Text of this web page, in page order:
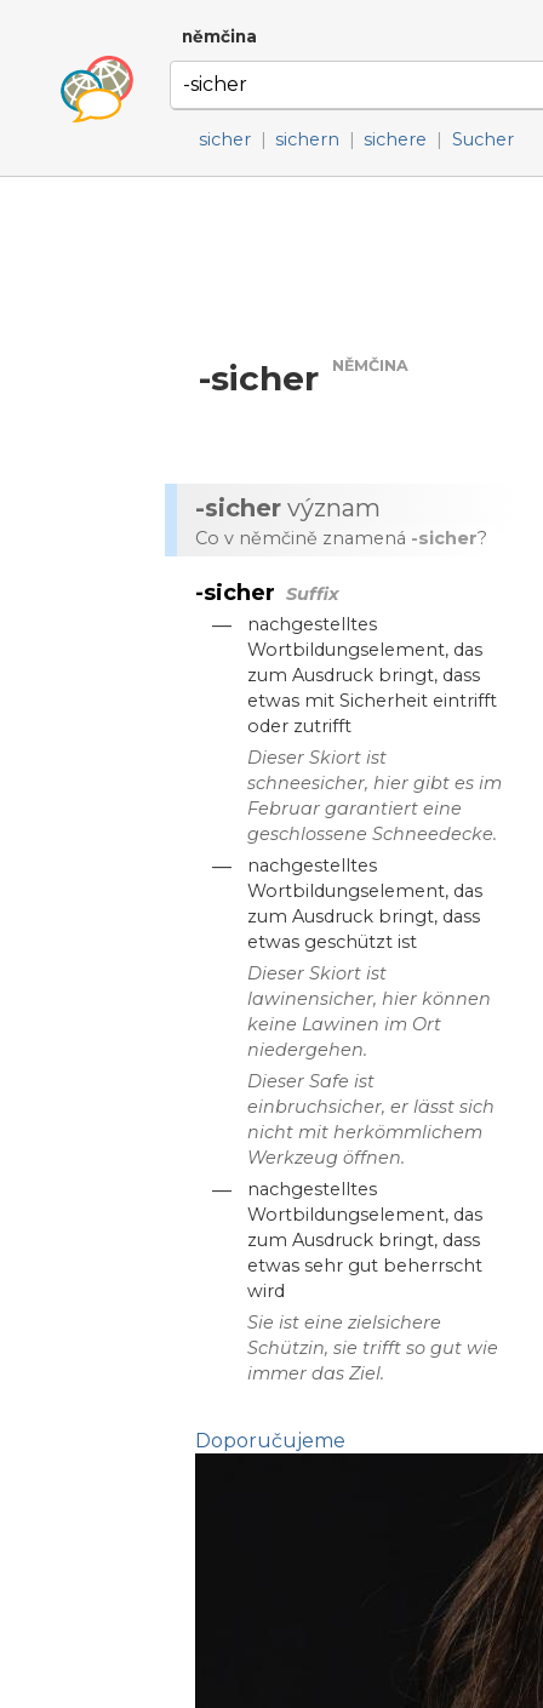
němčina
sicher | sichern | sichere | Sucher
-sicher NĚMČINA
-sicher význam
Co v němčině znamená -sicher?
-sicher Suffix
—
nachgestelltes
Wortbildungselement, das
zum Ausdruck bringt, dass
etwas mit Sicherheit eintrifft
oder zutrifft
Dieser Skiort ist
schneesicher, hier gibt es im
Februar garantiert eine
geschlossene Schneedecke.
—
nachgestelltes
Wortbildungselement, das
zum Ausdruck bringt, dass
etwas geschützt ist
Dieser Skiort ist
lawinensicher, hier können
keine Lawinen im Ort
niedergehen.
Dieser Safe ist
einbruchsicher, er lässt sich
nicht mit herkömmlichem
Werkzeug öffnen.
—
nachgestelltes
Wortbildungselement, das
zum Ausdruck bringt, dass
etwas sehr gut beherrscht
wird
Sie ist eine zielsichere
Schützin, sie trifft so gut wie
immer das Ziel.
Doporučujeme